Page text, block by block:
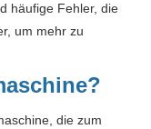
häufige Fehler, die
um mehr zu
die zum